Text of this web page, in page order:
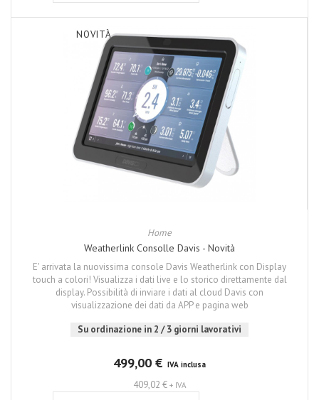
NOVITÀ
Home
Weatherlink Consolle Davis - Novità
E' arrivata la nuovissima console Davis Weatherlink con Display
touch a colori! Visualizza i dati live e lo storico direttamente dal
display. Possibilità di inviare i dati al cloud Davis con
visualizzazione dei dati da APP e pagina web
Su ordinazione in 2 / 3 giorni lavorativi
499,00 € IVA inclusa
409,02 € + IVA